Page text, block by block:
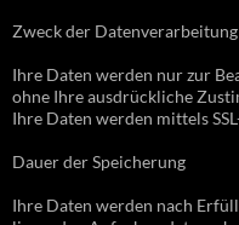
Zweck der Datenverarbeitung
Ihre Daten werden nur zur
ohne Ihre ausdrückliche
Ihre Daten werden mittels
Dauer der Speicherung
Ihre Daten werden nach